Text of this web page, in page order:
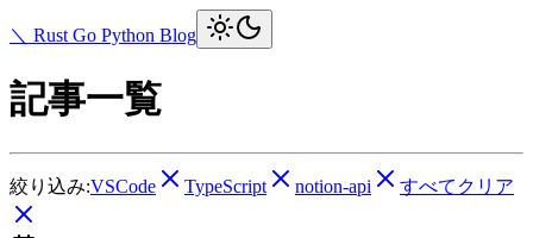
＼ Rust Go Python Blog
記事一覧
絞り込み:VSCode TypeScript notion-api すべてクリア